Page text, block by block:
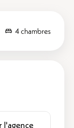
4 chambres
l'agence